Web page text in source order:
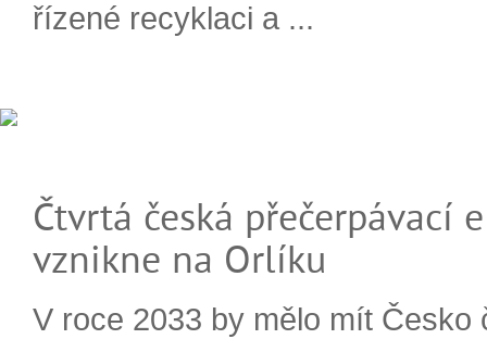
řízené recyklaci a ...
Čtvrtá česká přečerpávací
vznikne na Orlíku
V roce 2033 by mělo mít Česko